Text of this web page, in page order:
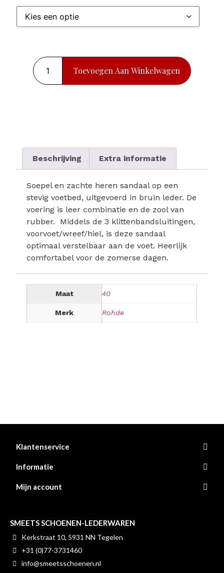
Toevoegen Aan Winkelwagen
Beschrijving Extra informatie
Soepel en zachte heren sandaal op een
stevig voetbed, uitgevoerd in bruin leder. De
voering is leer combinatie en de zool van
rubber. Middels de 3 klittenbandsluitingen,
voorvoet/wreef/hiel, is deze sandaal
optimaal verstelbaar aan de voet. Heerlijk
comfortabel voor de zomerse dagen.
Maat 40
Merk Rohde
Klantenservice
Informatie
Mijn account
SMEETS SCHOENEN-LEDERWAREN
Kerkstraat 10, 5931 NN Tegelen
+31 (0)77-3731460
info@smeetsschoenen.nl